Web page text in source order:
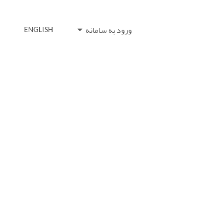
ورود به سامانه ENGLISH